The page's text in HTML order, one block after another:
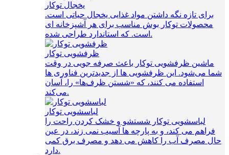
یخجال توکار
برای تازه نگه داشتن مواد غذایی یخجال حیاتی است.
محصولات توکار بوش مناسب برای هر آشپزخانه ای
است. که استاندارد طراحی شده.
ظرفشویی توکار
ماشین ظرفشویی توکار باعث صرفه‌ جویی در وقت
شما می‌شود. این ظرفشویی ها از جدیدترین فناوری ها
استفاده می کنند، که «شستن ظرف‌ها» را، آسان
می‌کند.
لباسشویی توکار
لباسشویی توکار شستشو و خشک کردن راحت را
فراهم می کند، و به پارچه ها آسیب نمی زند، در عین
حال مصرف آب را کاهش می دهد و مصرف برق کمی
دارد.